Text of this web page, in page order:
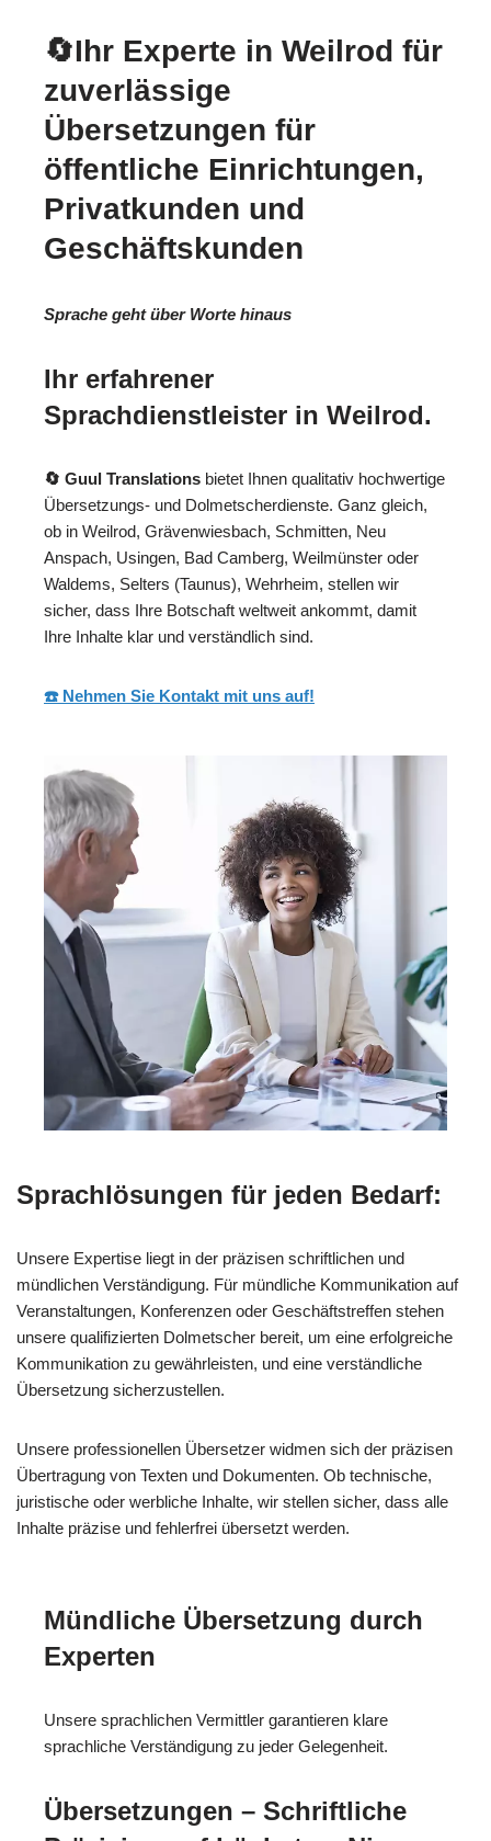
🔄Ihr Experte in Weilrod für
zuverlässige
Übersetzungen für
öffentliche Einrichtungen,
Privatkunden und
Geschäftskunden
Sprache geht über Worte hinaus
Ihr erfahrener
Sprachdienstleister in Weilrod.
🔄 Guul Translations bietet Ihnen qualitativ hochwertige
Übersetzungs- und Dolmetscherdienste. Ganz gleich,
ob in Weilrod, Grävenwiesbach, Schmitten, Neu
Anspach, Usingen, Bad Camberg, Weilmünster oder
Waldems, Selters (Taunus), Wehrheim, stellen wir
sicher, dass Ihre Botschaft weltweit ankommt, damit
Ihre Inhalte klar und verständlich sind.
☎️ Nehmen Sie Kontakt mit uns auf!
Sprachlösungen für jeden Bedarf:
Unsere Expertise liegt in der präzisen schriftlichen und
mündlichen Verständigung. Für mündliche Kommunikation auf
Veranstaltungen, Konferenzen oder Geschäftstreffen stehen
unsere qualifizierten Dolmetscher bereit, um eine erfolgreiche
Kommunikation zu gewährleisten, und eine verständliche
Übersetzung sicherzustellen.
Unsere professionellen Übersetzer widmen sich der präzisen
Übertragung von Texten und Dokumenten. Ob technische,
juristische oder werbliche Inhalte, wir stellen sicher, dass alle
Inhalte präzise und fehlerfrei übersetzt werden.
Mündliche Übersetzung durch
Experten
Unsere sprachlichen Vermittler garantieren klare
sprachliche Verständigung zu jeder Gelegenheit.
Übersetzungen – Schriftliche